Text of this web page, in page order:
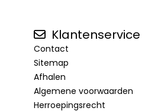
Klantenservice
Contact
Sitemap
Afhalen
Algemene voorwaarden
Herroepingsrecht